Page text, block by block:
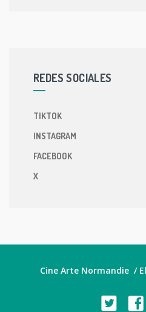
REDES SOCIALES
TIKTOK
INSTAGRAM
FACEBOOK
X
Cine Arte Normandie /